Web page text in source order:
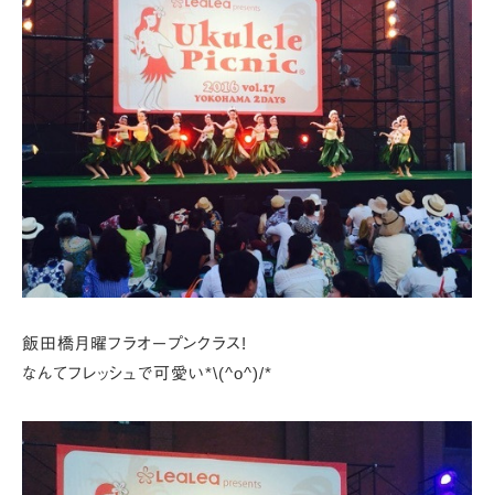
飯田橋月曜フラオープンクラス!
なんてフレッシュで可愛い*\(^o^)/*